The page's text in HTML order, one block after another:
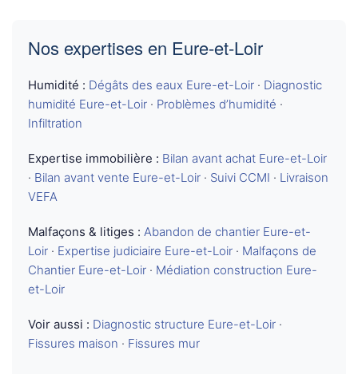
Nos expertises en Eure-et-Loir
Humidité : Dégâts des eaux Eure-et-Loir · Diagnostic
humidité Eure-et-Loir · Problèmes d’humidité ·
Infiltration
Expertise immobilière : Bilan avant achat Eure-et-Loir
· Bilan avant vente Eure-et-Loir · Suivi CCMI · Livraison
VEFA
Malfaçons & litiges : Abandon de chantier Eure-et-
Loir · Expertise judiciaire Eure-et-Loir · Malfaçons de
Chantier Eure-et-Loir · Médiation construction Eure-
et-Loir
Voir aussi : Diagnostic structure Eure-et-Loir ·
Fissures maison · Fissures mur